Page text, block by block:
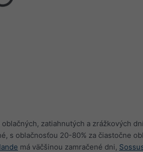
zatiahnutých a zrážkových
s oblačnosťou 20-80% za čiastočne
má väčšinou zamračené dni,